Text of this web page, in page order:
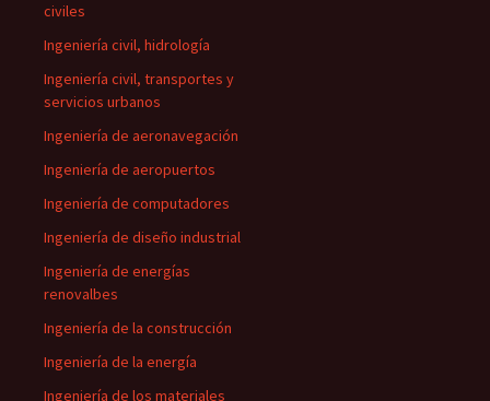
civiles
Ingeniería civil, hidrología
Ingeniería civil, transportes y
servicios urbanos
Ingeniería de aeronavegación
Ingeniería de aeropuertos
Ingeniería de computadores
Ingeniería de diseño industrial
Ingeniería de energías
renovalbes
Ingeniería de la construcción
Ingeniería de la energía
Ingeniería de los materiales